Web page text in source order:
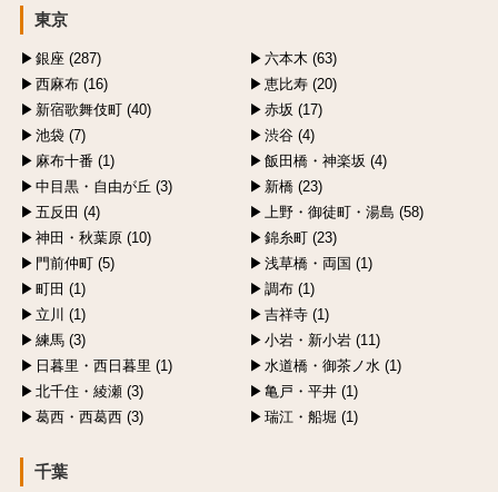
東京
銀座 (287)
六本木 (63)
西麻布 (16)
恵比寿 (20)
新宿歌舞伎町 (40)
赤坂 (17)
池袋 (7)
渋谷 (4)
麻布十番 (1)
飯田橋・神楽坂 (4)
中目黒・自由が丘 (3)
新橋 (23)
五反田 (4)
上野・御徒町・湯島 (58)
神田・秋葉原 (10)
錦糸町 (23)
門前仲町 (5)
浅草橋・両国 (1)
町田 (1)
調布 (1)
立川 (1)
吉祥寺 (1)
練馬 (3)
小岩・新小岩 (11)
日暮里・西日暮里 (1)
水道橋・御茶ノ水 (1)
北千住・綾瀬 (3)
亀戸・平井 (1)
葛西・西葛西 (3)
瑞江・船堀 (1)
千葉